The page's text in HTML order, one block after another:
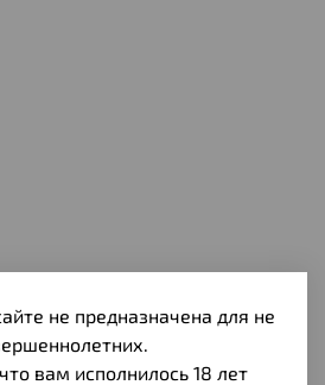
не предназначена для не
вам исполнилось 18 лет